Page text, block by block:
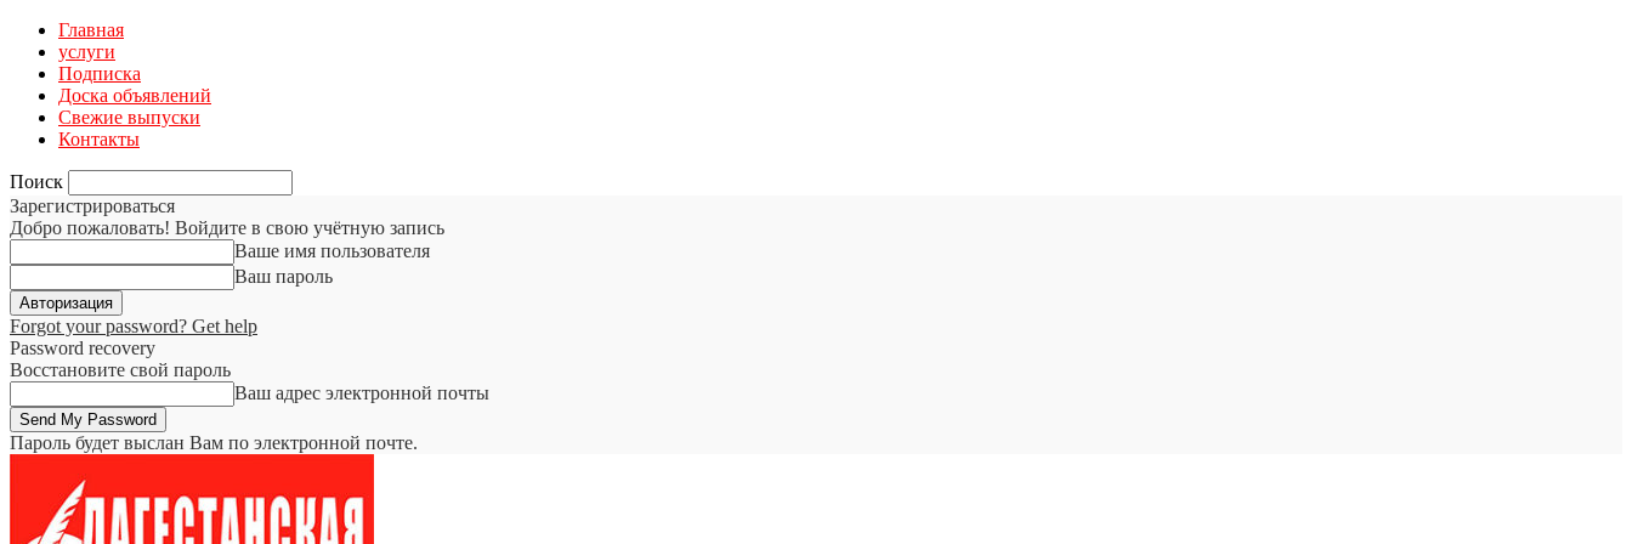
Главная
услуги
Подписка
Доска объявлений
Свежие выпуски
Контакты
Поиск
Зарегистрироваться
Добро пожаловать! Войдите в свою учётную запись
Ваше имя пользователя
Ваш пароль
Forgot your password? Get help
Password recovery
Восстановите свой пароль
Ваш адрес электронной почты
Пароль будет выслан Вам по электронной почте.